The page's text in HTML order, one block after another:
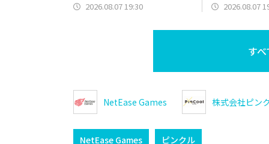
2026.08.07 19:30 2026.08.07
す
NetEase Games 株式会社ピン
NetEase Games ピンクル